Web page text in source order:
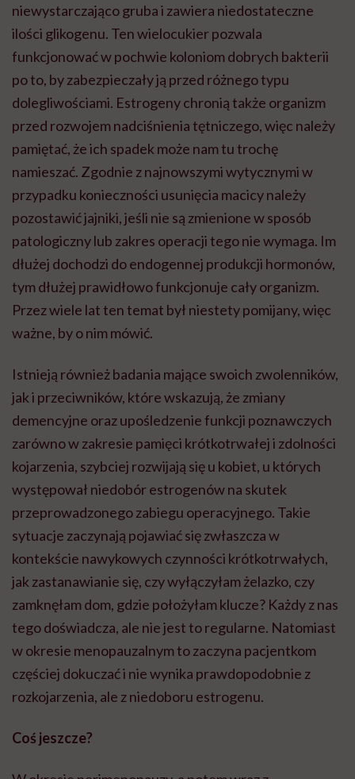
niewystarczająco gruba i zawiera niedostateczne
ilości glikogenu. Ten wielocukier pozwala
funkcjonować w pochwie koloniom dobrych bakterii
po to, by zabezpieczały ją przed różnego typu
dolegliwościami. Estrogeny chronią także organizm
przed rozwojem nadciśnienia tętniczego, więc należy
pamiętać, że ich spadek może nam tu trochę
namieszać. Zgodnie z najnowszymi wytycznymi w
przypadku konieczności usunięcia macicy należy
pozostawić jajniki, jeśli nie są zmienione w sposób
patologiczny lub zakres operacji tego nie wymaga. Im
dłużej dochodzi do endogennej produkcji hormonów,
tym dłużej prawidłowo funkcjonuje cały organizm.
Przez wiele lat ten temat był niestety pomijany, więc
ważne, by o nim mówić.
Istnieją również badania mające swoich zwolenników,
jak i przeciwników, które wskazują, że zmiany
demencyjne oraz upośledzenie funkcji poznawczych
zarówno w zakresie pamięci krótkotrwałej i zdolności
kojarzenia, szybciej rozwijają się u kobiet, u których
występował niedobór estrogenów na skutek
przeprowadzonego zabiegu operacyjnego. Takie
sytuacje zaczynają pojawiać się zwłaszcza w
kontekście nawykowych czynności krótkotrwałych,
jak zastanawianie się, czy wyłączyłam żelazko, czy
zamknęłam dom, gdzie położyłam klucze? Każdy z nas
tego doświadcza, ale nie jest to regularne. Natomiast
w okresie menopauzalnym to zaczyna pacjentkom
częściej dokuczać i nie wynika prawdopodobnie z
rozkojarzenia, ale z niedoboru estrogenu.
Coś jeszcze?